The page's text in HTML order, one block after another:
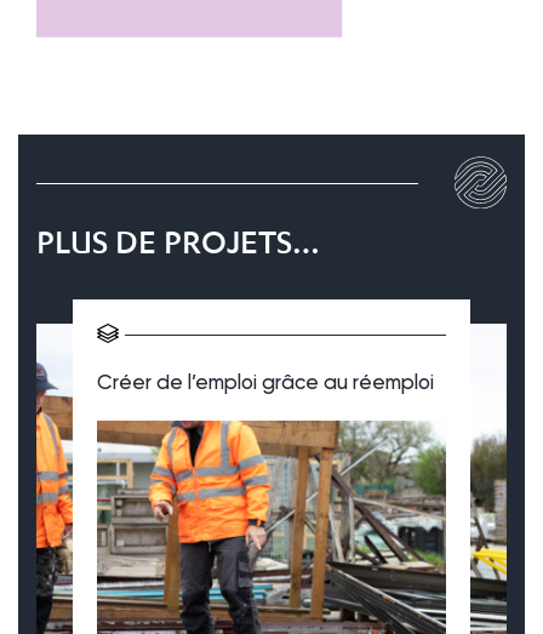
PLUS DE PROJETS…
Créer de l’emploi grâce au réemploi